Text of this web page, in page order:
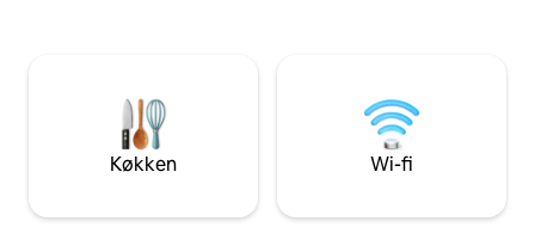
anneks med sovepladser til 2 personer
med egne private faciliteter. Hunde er
velkomne mod et gebyr.
tørretumbler,
spiseområde og
med eget
er et hjem væk
Køkken Wi-fi